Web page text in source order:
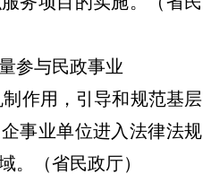
与民政事业
作用，引导和规范基层
事业单位进入法律法规
。（省民政厅）